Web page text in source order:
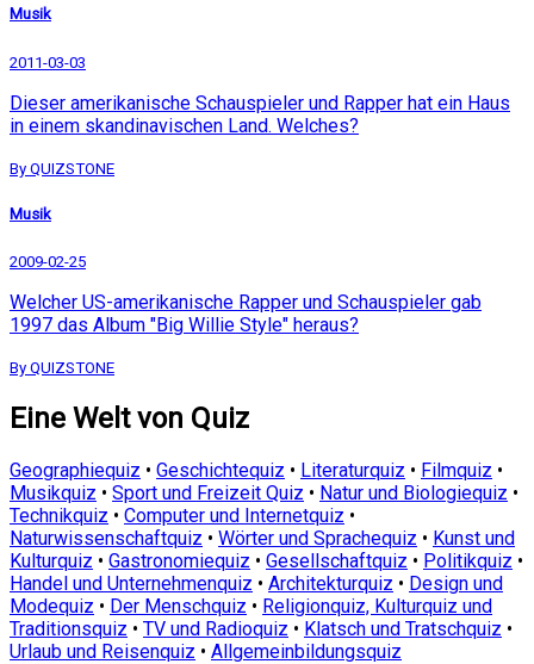
Musik
2011-03-03
Dieser amerikanische Schauspieler und Rapper hat ein Haus
in einem skandinavischen Land. Welches?
By QUIZSTONE
Musik
2009-02-25
Welcher US-amerikanische Rapper und Schauspieler gab
1997 das Album "Big Willie Style" heraus?
By QUIZSTONE
Eine Welt von Quiz
Geographiequiz • Geschichtequiz • Literaturquiz • Filmquiz •
Musikquiz • Sport und Freizeit Quiz • Natur und Biologiequiz •
Technikquiz • Computer und Internetquiz •
Naturwissenschaftquiz • Wörter und Sprachequiz • Kunst und
Kulturquiz • Gastronomiequiz • Gesellschaftquiz • Politikquiz •
Handel und Unternehmenquiz • Architekturquiz • Design und
Modequiz • Der Menschquiz • Religionquiz, Kulturquiz und
Traditionsquiz • TV und Radioquiz • Klatsch und Tratschquiz •
Urlaub und Reisenquiz • Allgemeinbildungsquiz